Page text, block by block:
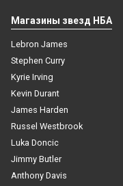
Магазины звезд НБА
Lebron James
Stephen Curry
Kyrie Irving
Kevin Durant
James Harden
Russel Westbrook
Luka Doncic
Jimmy Butler
Anthony Davis